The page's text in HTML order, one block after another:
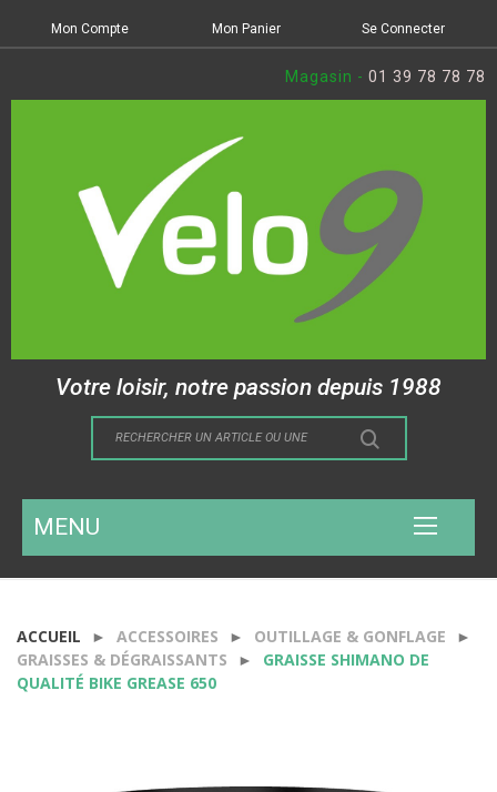
Mon Compte Mon Panier Se Connecter
Magasin - 01 39 78 78 78
Votre loisir, notre passion depuis 1988
MENU
ACCUEIL ACCESSOIRES
OUTILLAGE & GONFLAGE
GRAISSES & DÉGRAISSANTS
GRAISSE SHIMANO DE
QUALITÉ BIKE GREASE 650